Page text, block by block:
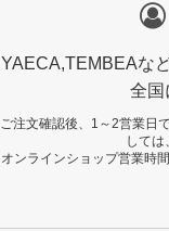
YAECA,TEMBEAな
全国
ご注文確認後、1～2営業日
しては
オンラインショップ営業